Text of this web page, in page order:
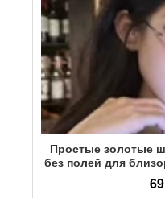
Простые золотые
без полей для
хит продаж,
защитой от синего